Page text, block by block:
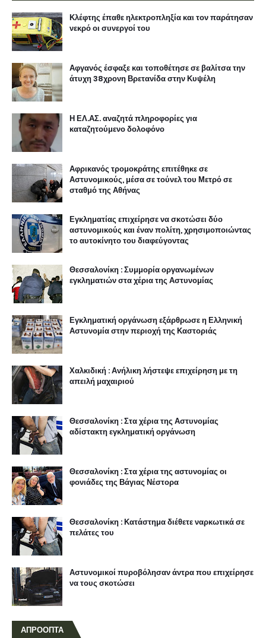
Κλέφτης έπαθε ηλεκτροπληξία και τον παράτησαν
νεκρό οι συνεργοί του
Αφγανός έσφαξε και τοποθέτησε σε βαλίτσα την
άτυχη 38χρονη Βρετανίδα στην Κυψέλη
Η ΕΛ.ΑΣ. αναζητά πληροφορίες για
καταζητούμενο δολοφόνο
Αφρικανός τρομοκράτης επιτέθηκε σε
Αστυνομικούς, μέσα σε τούνελ του Μετρό σε
σταθμό της Αθήνας
Εγκληματίας επιχείρησε να σκοτώσει δύο
αστυνομικούς και έναν πολίτη, χρησιμοποιώντας
το αυτοκίνητο του διαφεύγοντας
Θεσσαλονίκη : Συμμορία οργανωμένων
εγκληματιών στα χέρια της Αστυνομίας
Εγκληματική οργάνωση εξάρθρωσε η Ελληνική
Αστυνομία στην περιοχή της Καστοριάς
Χαλκιδική : Ανήλικη λήστεψε επιχείρηση με τη
απειλή μαχαιριού
Θεσσαλονίκη : Στα χέρια της Αστυνομίας
αδίστακτη εγκληματική οργάνωση
Θεσσαλονίκη : Στα χέρια της αστυνομίας οι
φονιάδες της Βάγιας Νέστορα
Θεσσαλονίκη : Κατάστημα διέθετε ναρκωτικά σε
πελάτες του
Αστυνομικοί πυροβόλησαν άντρα που επιχείρησε
να τους σκοτώσει
ΑΠΡΟΟΠΤΑ